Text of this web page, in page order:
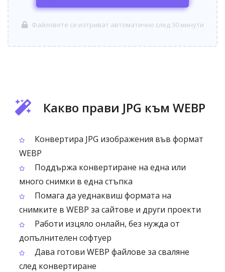
Файловете се изтриват автоматично след 30 минути
Какво прави JPG към WEBP
Конвертира JPG изображения във формат
WEBP
Поддържа конвертиране на една или
много снимки в една стъпка
Помага да уеднаквиш формата на
снимките в WEBP за сайтове и други проекти
Работи изцяло онлайн, без нужда от
допълнителен софтуер
Дава готови WEBP файлове за сваляне
след конвертиране